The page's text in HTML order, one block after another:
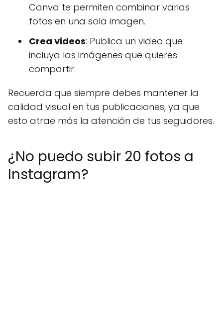
Canva te permiten combinar varias
fotos en una sola imagen.
Crea videos: Publica un video que
incluya las imágenes que quieres
compartir.
Recuerda que siempre debes mantener la
calidad visual en tus publicaciones, ya que
esto atrae más la atención de tus seguidores.
¿No puedo subir 20 fotos a
Instagram?